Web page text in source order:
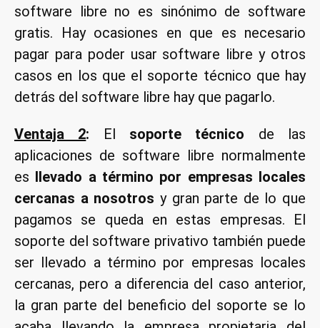
software libre no es sinónimo de software
gratis. Hay ocasiones en que es necesario
pagar para poder usar software libre y otros
casos en los que el soporte técnico que hay
detrás del software libre hay que pagarlo.
Ventaja 2: El soporte técnico de las
aplicaciones de software libre normalmente
es llevado a término por empresas locales
cercanas a nosotros y gran parte de lo que
pagamos se queda en estas empresas. El
soporte del software privativo también puede
ser llevado a término por empresas locales
cercanas, pero a diferencia del caso anterior,
la gran parte del beneficio del soporte se lo